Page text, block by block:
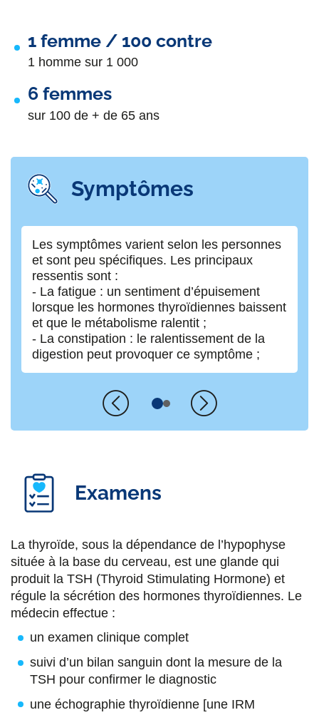
k
n
1 femme / 100 contre
1 homme sur 1 000
6 femmes
sur 100 de + de 65 ans
Symptômes
Les symptômes varient selon les personnes
et sont peu spécifiques. Les principaux
ressentis sont :
- La fatigue : un sentiment d’épuisement
lorsque les hormones thyroïdiennes baissent
et que le métabolisme ralentit ;
- La constipation : le ralentissement de la
digestion peut provoquer ce symptôme ;
Précédent Suivant
Examens
La thyroïde, sous la dépendance de l’hypophyse
située à la base du cerveau, est une glande qui
produit la TSH (Thyroid Stimulating Hormone) et
régule la sécrétion des hormones thyroïdiennes. Le
médecin effectue :
un examen clinique complet
suivi d’un bilan sanguin dont la mesure de la
TSH pour confirmer le diagnostic
une échographie thyroïdienne [une IRM